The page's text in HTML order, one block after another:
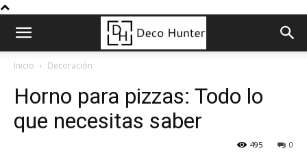
Inicio Decoración
Horno para pizzas: Todo lo
que necesitas saber
0
495